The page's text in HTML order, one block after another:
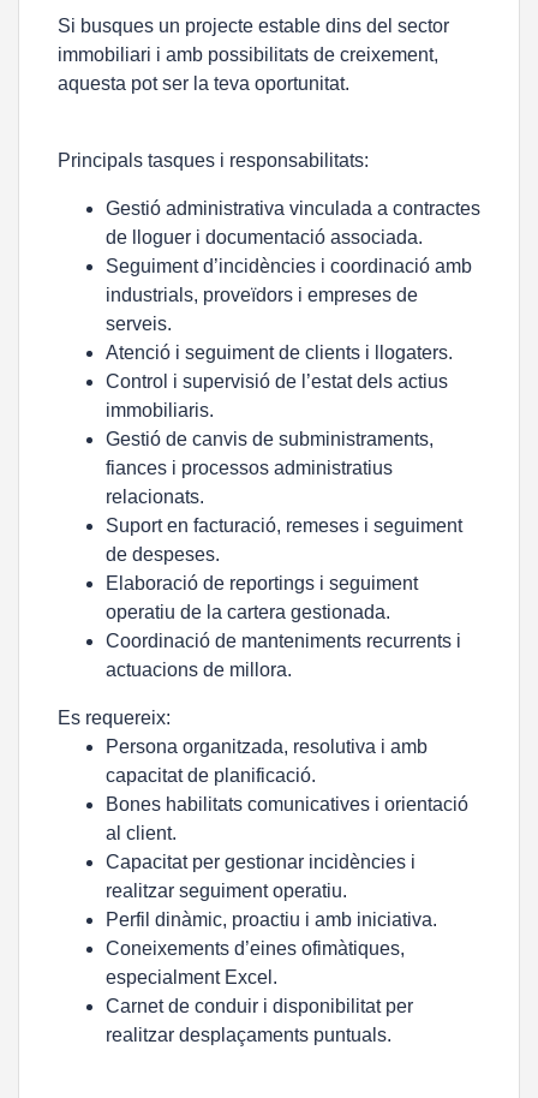
Si busques un projecte estable dins del sector
immobiliari i amb possibilitats de creixement,
aquesta pot ser la teva oportunitat.
Principals tasques i responsabilitats:
Gestió administrativa vinculada a contractes
de lloguer i documentació associada.
Seguiment d’incidències i coordinació amb
industrials, proveïdors i empreses de
serveis.
Atenció i seguiment de clients i llogaters.
Control i supervisió de l’estat dels actius
immobiliaris.
Gestió de canvis de subministraments,
fiances i processos administratius
relacionats.
Suport en facturació, remeses i seguiment
de despeses.
Elaboració de reportings i seguiment
operatiu de la cartera gestionada.
Coordinació de manteniments recurrents i
actuacions de millora.
Es requereix:
Persona organitzada, resolutiva i amb
capacitat de planificació.
Bones habilitats comunicatives i orientació
al client.
Capacitat per gestionar incidències i
realitzar seguiment operatiu.
Perfil dinàmic, proactiu i amb iniciativa.
Coneixements d’eines ofimàtiques,
especialment Excel.
Carnet de conduir i disponibilitat per
realitzar desplaçaments puntuals.